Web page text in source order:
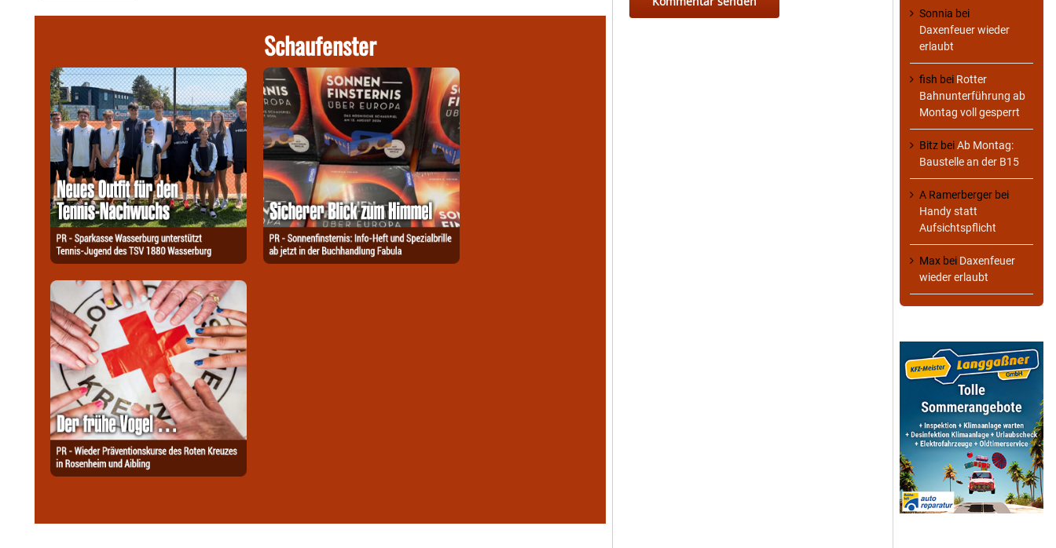
Schaufenster
Sonnia bei
Daxenfeuer wieder
erlaubt
fish bei Rotter
Bahnunterführung ab
Montag voll gesperrt
Bitz beiAb Montag:
Baustelle an der B15
A Ramerberger bei
Handy statt
Aufsichtspflicht
Max bei Daxenfeuer
wieder erlaubt